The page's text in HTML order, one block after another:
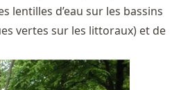
lentilles d’eau sur les bassins
vertes sur les littoraux) et de